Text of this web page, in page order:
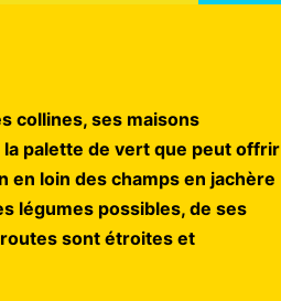
collines, ses maisons
palette de vert que peut offrir
en loin des champs en jachère
légumes possibles, de ses
sont étroites et